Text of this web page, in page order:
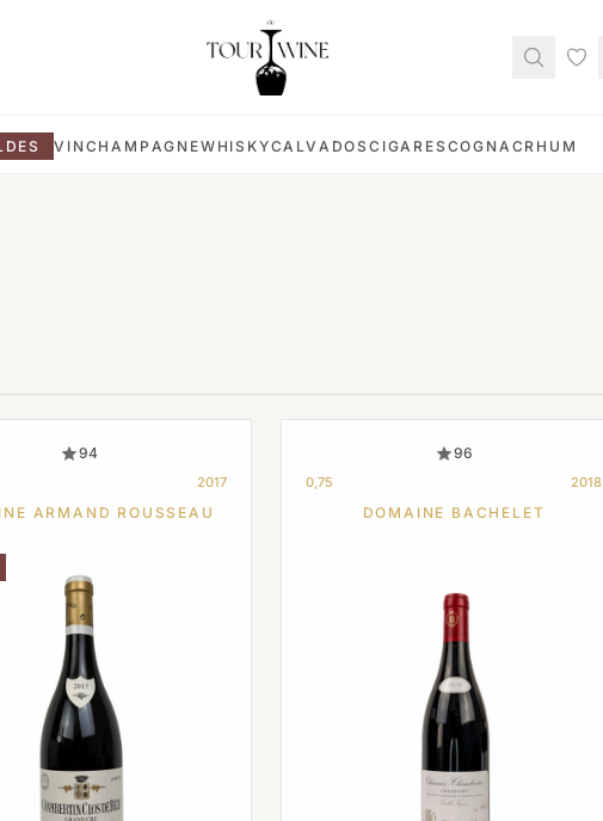
VIN CHAMPAGNEWHISKYCALVADOS CIGARES COGNAC RHUM
94
2017
ARMAND ROUSSEAU
96
0,75 2018
DOMAINE BACHELET